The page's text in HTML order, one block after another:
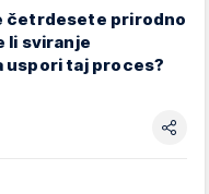
četrdesete prirodno
li sviranje
uspori taj proces?